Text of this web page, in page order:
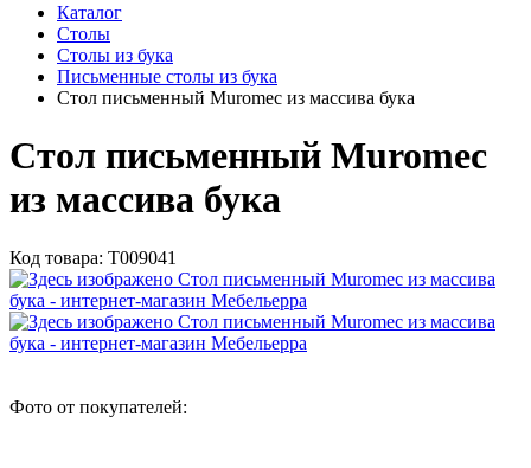
Каталог
Столы
Столы из бука
Письменные столы из бука
Стол письменный Muromec из массива бука
Стол письменный Muromec
из массива бука
Код товара: Т009041
Фото от покупателей: